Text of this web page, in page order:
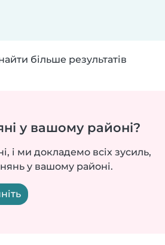
більше результатів
у вашому районі?
і ми докладемо всіх зусиль,
у вашому районі.